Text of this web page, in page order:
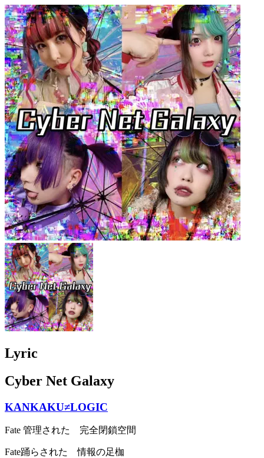
Lyric
Cyber Net Galaxy
KANKAKU≠LOGIC
Fate 管理された 完全閉鎖空間
Fate踊らされた 情報の足枷